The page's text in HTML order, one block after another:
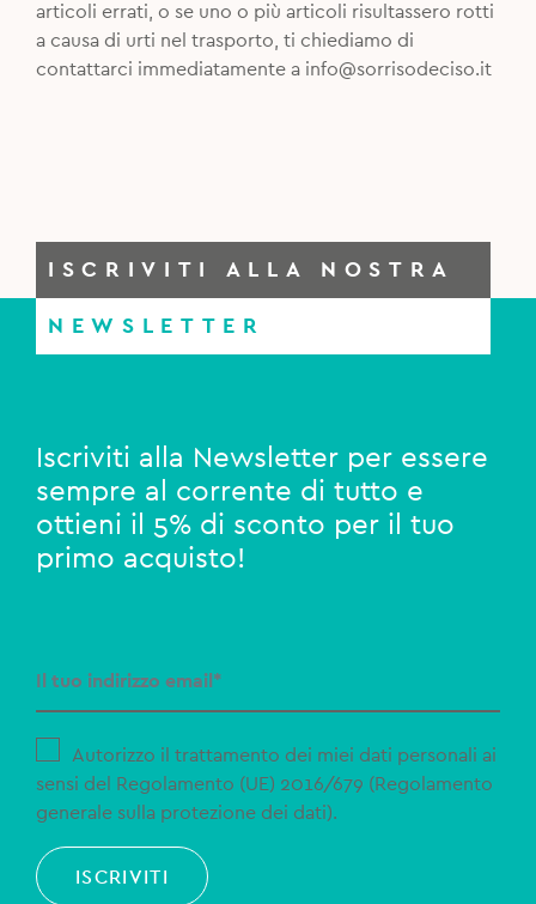
articoli errati, o se uno o più articoli risultassero rotti
a causa di urti nel trasporto, ti chiediamo di
contattarci immediatamente a info@sorrisodeciso.it
ISCRIVITI ALLA NOSTRA
NEWSLETTER
Iscriviti alla Newsletter per essere
sempre al corrente di tutto e
ottieni il 5% di sconto per il tuo
primo acquisto!
Autorizzo il trattamento dei miei dati personali ai
sensi del Regolamento (UE) 2016/679 (Regolamento
generale sulla protezione dei dati).
ISCRIVITI